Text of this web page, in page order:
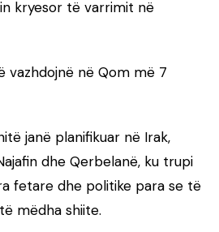
kryesor të varrimit në
vazhdojnë në Qom më 7
janë planifikuar në Irak,
dhe Qerbelanë, ku trupi
fetare dhe politike para se të
mëdha shiite.